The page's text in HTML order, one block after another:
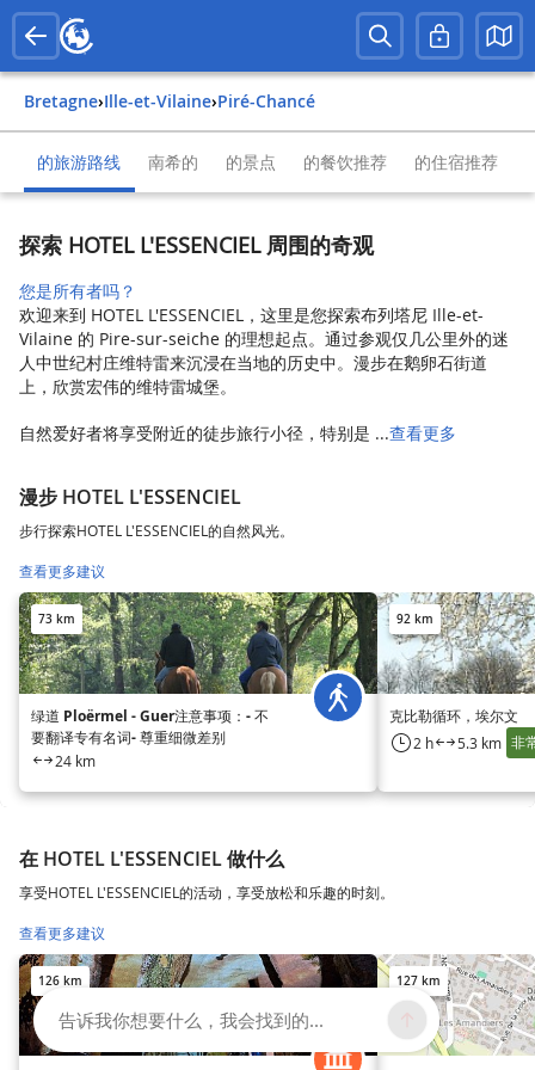
Bretagne› Ille-et-Vilaine› Piré-Chancé
的旅游路线 南希的 的景点 的餐饮推荐 的住宿推荐
探索 HOTEL L'ESSENCIEL 周围的奇观
您是所有者吗？
欢迎来到 HOTEL L'ESSENCIEL，这里是您探索布列塔尼 Ille-et-
Vilaine 的 Pire-sur-seiche 的理想起点。通过参观仅几公里外的迷
人中世纪村庄维特雷来沉浸在当地的历史中。漫步在鹅卵石街道
上，欣赏宏伟的维特雷城堡。
自然爱好者将享受附近的徒步旅行小径，特别是 ...查看更多
漫步 HOTEL L'ESSENCIEL
步行探索HOTEL L'ESSENCIEL的自然风光。
查看更多建议
73 km
绿道 Ploërmel - Guer注意事项：- 不
要翻译专有名词- 尊重细微差别
24 km
92 km
克比勒循环，埃尔文
2 h 5.3 km 非
在 HOTEL L'ESSENCIEL 做什么
享受HOTEL L'ESSENCIEL的活动，享受放松和乐趣的时刻。
查看更多建议
126 km 127 km
告诉我你想要什么，我会找到的...